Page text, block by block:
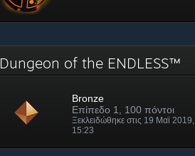
Dungeon of the ENDLESS™
Bronze
Επίπεδο 1, 100 πόντοι
Ξεκλειδώθηκε στις 19 Μαϊ 2019,
15:23